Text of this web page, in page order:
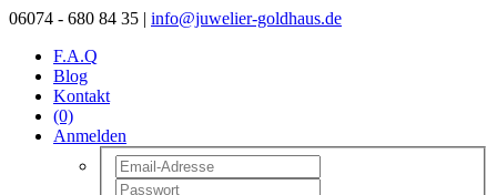
06074 - 680 84 35 | info@juwelier-goldhaus.de
F.A.Q
Blog
Kontakt
(0)
Anmelden